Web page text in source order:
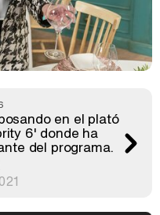
en el plató
6' donde ha
del programa.